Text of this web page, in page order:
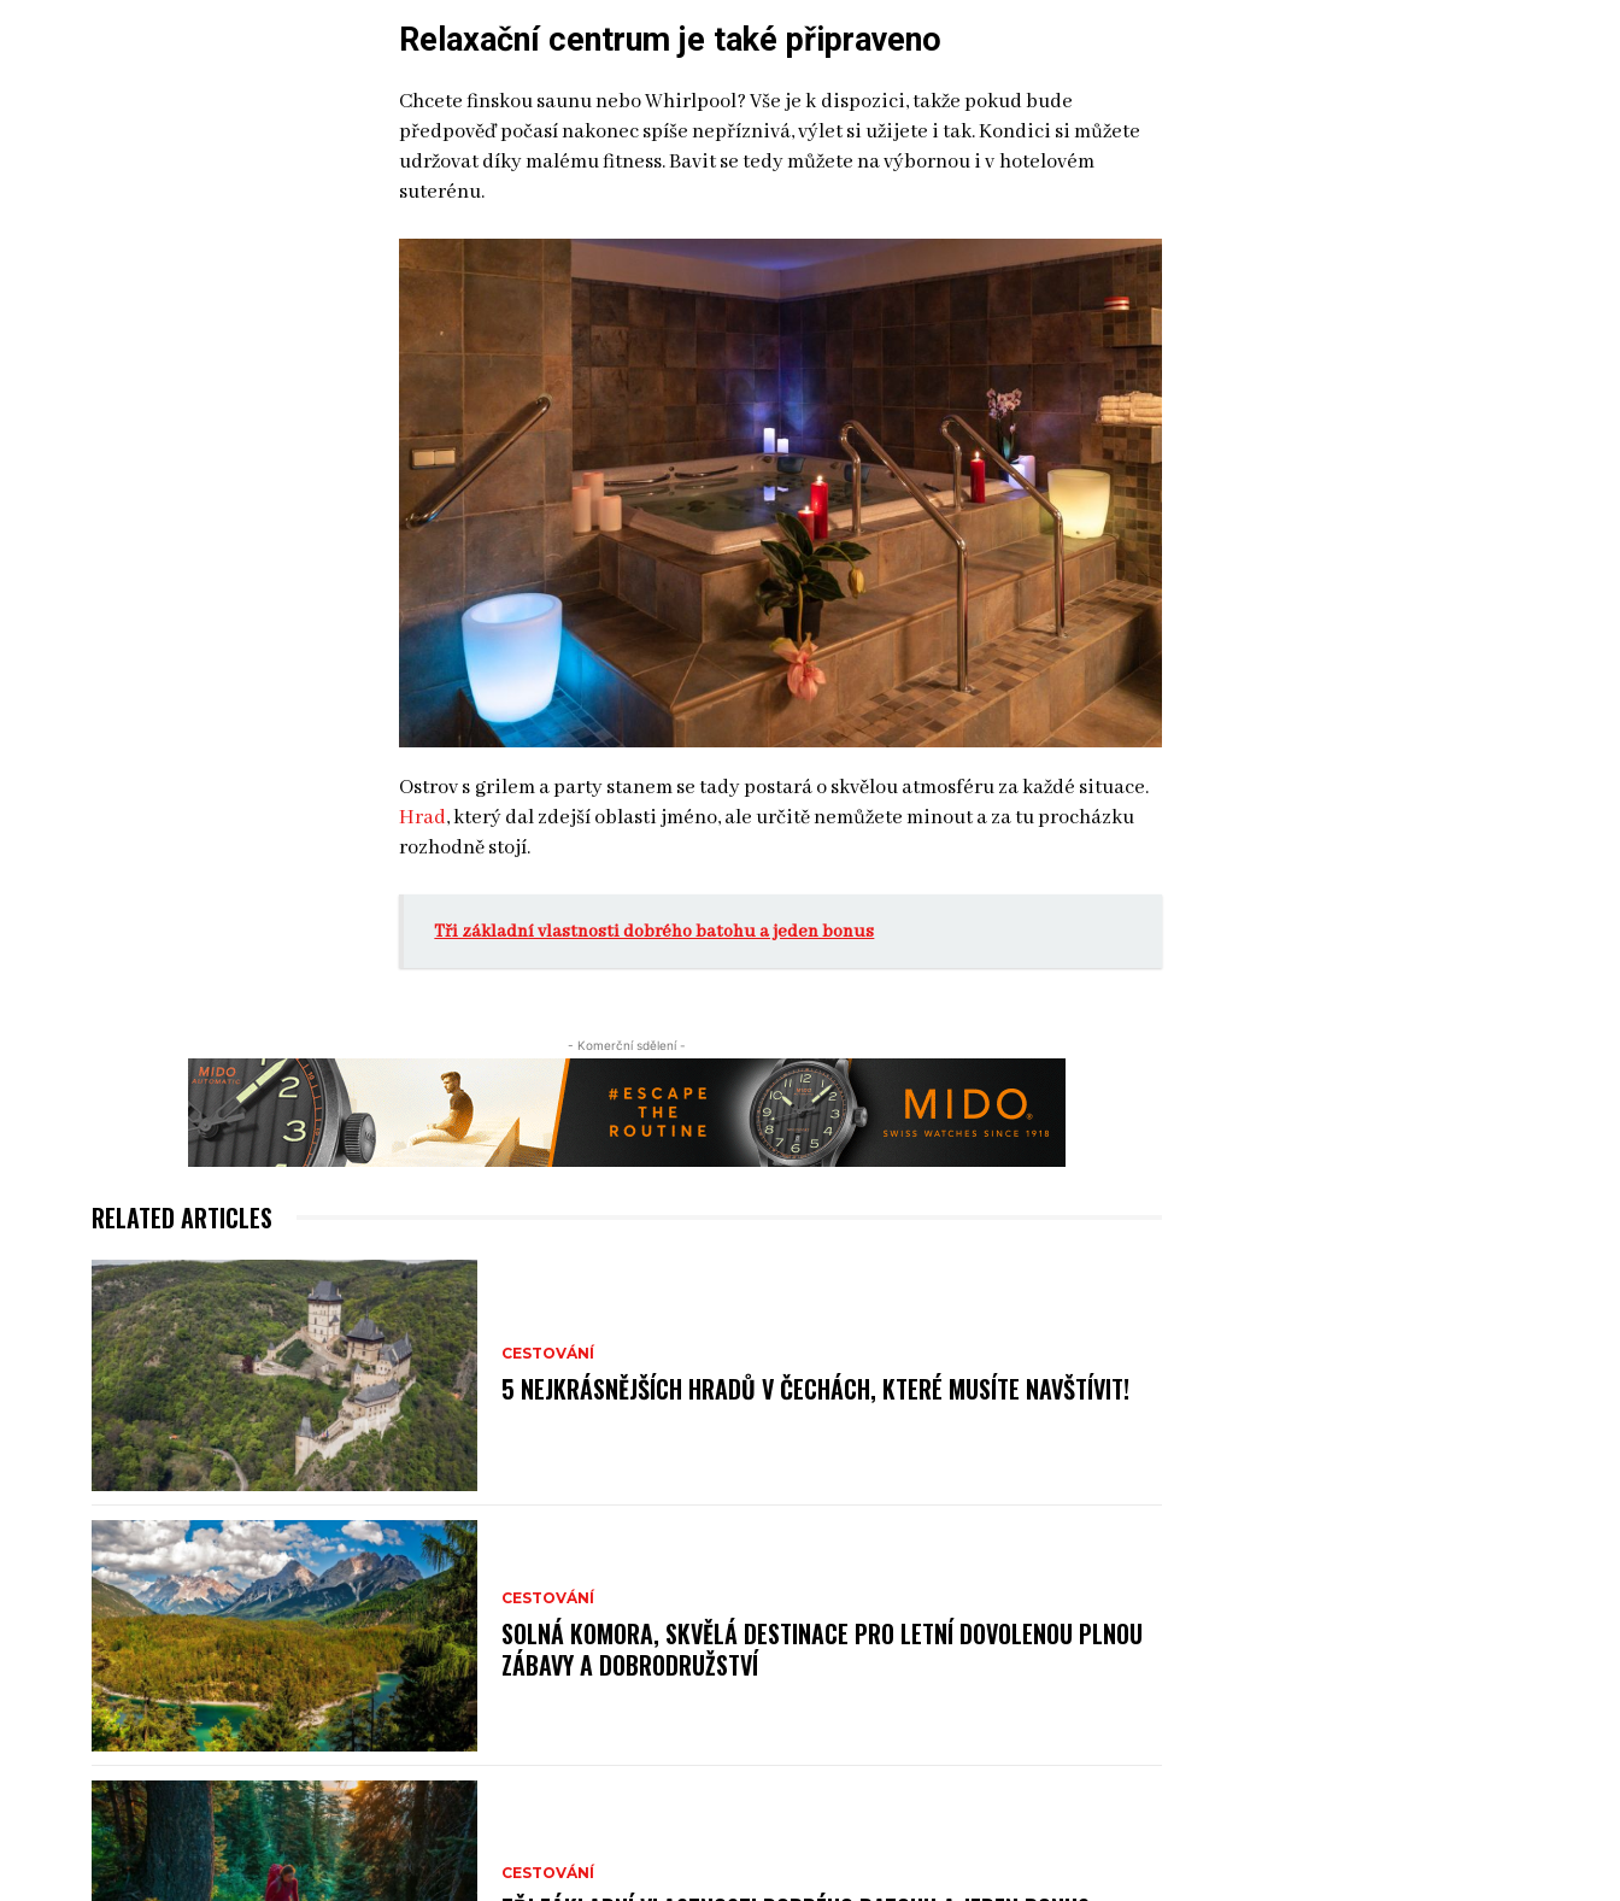
Relaxační centrum je také připraveno
Chcete finskou saunu nebo Whirlpool? Vše je k dispozici, takže pokud bude
předpověď počasí nakonec spíše nepříznivá, výlet si užijete i tak. Kondici si můžete
udržovat díky malému fitness. Bavit se tedy můžete na výbornou i v hotelovém
suterénu.
Ostrov s grilem a party stanem se tady postará o skvělou atmosféru za každé situace.
Hrad, který dal zdejší oblasti jméno, ale určitě nemůžete minout a za tu procházku
rozhodně stojí.
Tři základní vlastnosti dobrého batohu a jeden bonus
- Komerční sdělení -
RELATED ARTICLES
CESTOVÁNÍ
5 NEJKRÁSNĚJŠÍCH HRADŮ V ČECHÁCH, KTERÉ MUSÍTE NAVŠTÍVIT!
CESTOVÁNÍ
SOLNÁ KOMORA, SKVĚLÁ DESTINACE PRO LETNÍ DOVOLENOU PLNOU
ZÁBAVY A DOBRODRUŽSTVÍ
CESTOVÁNÍ